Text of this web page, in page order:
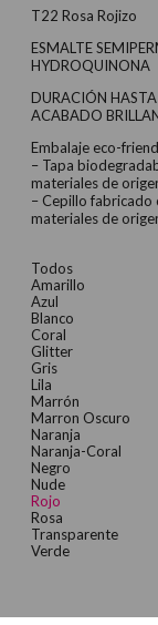
era:
9,95
T22 Rosa Rojizo
ESMALTE
HYDROQUINONA
DURACIÓN
ACABADO
Embalaje eco-
– Tapa
materiales de
– Cepillo fabricado
materiales de
Todos
Amarillo
Azul
Blanco
Coral
Glitter
Gris
Lila
Marrón
Marron Oscuro
Naranja
Naranja-Coral
Negro
Nude
Rojo
Rosa
Transparente
Verde